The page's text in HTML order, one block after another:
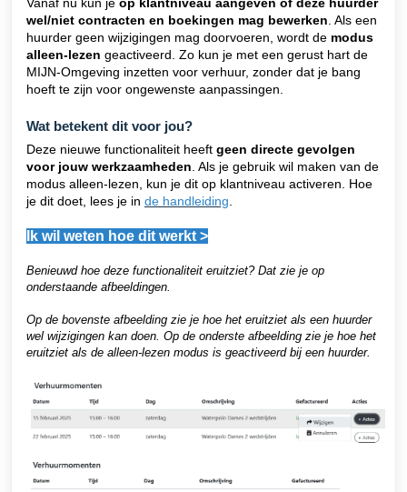
wel/niet contracten en boekingen mag bewerken . Als een
huurder geen wijzigingen mag doorvoeren, wordt de modus
alleen-lezen geactiveerd. Zo kun je met een gerust hart de
MIJN-Omgeving inzetten voor verhuur, zonder dat je bang
hoeft te zijn voor ongewenste aanpassingen.
Wat betekent dit voor jou?
Deze nieuwe functionaliteit heeft geen directe gevolgen
voor jouw werkzaamheden . Als je gebruik wil maken van de
modus alleen-lezen, kun je dit op klantniveau activeren. Hoe
je dit doet, lees je in de handleiding
Ik wil weten hoe dit werkt >
Benieuwd hoe deze functionaliteit eruitziet? Dat zie je op
onderstaande afbeeldingen.
Op de bovenste afbeelding zie je hoe het eruitziet als een huurder
wel wijzigingen kan doen. Op de onderste afbeelding zie je hoe het
eruitziet als de alleen-lezen modus is geactiveerd bij een huurder.